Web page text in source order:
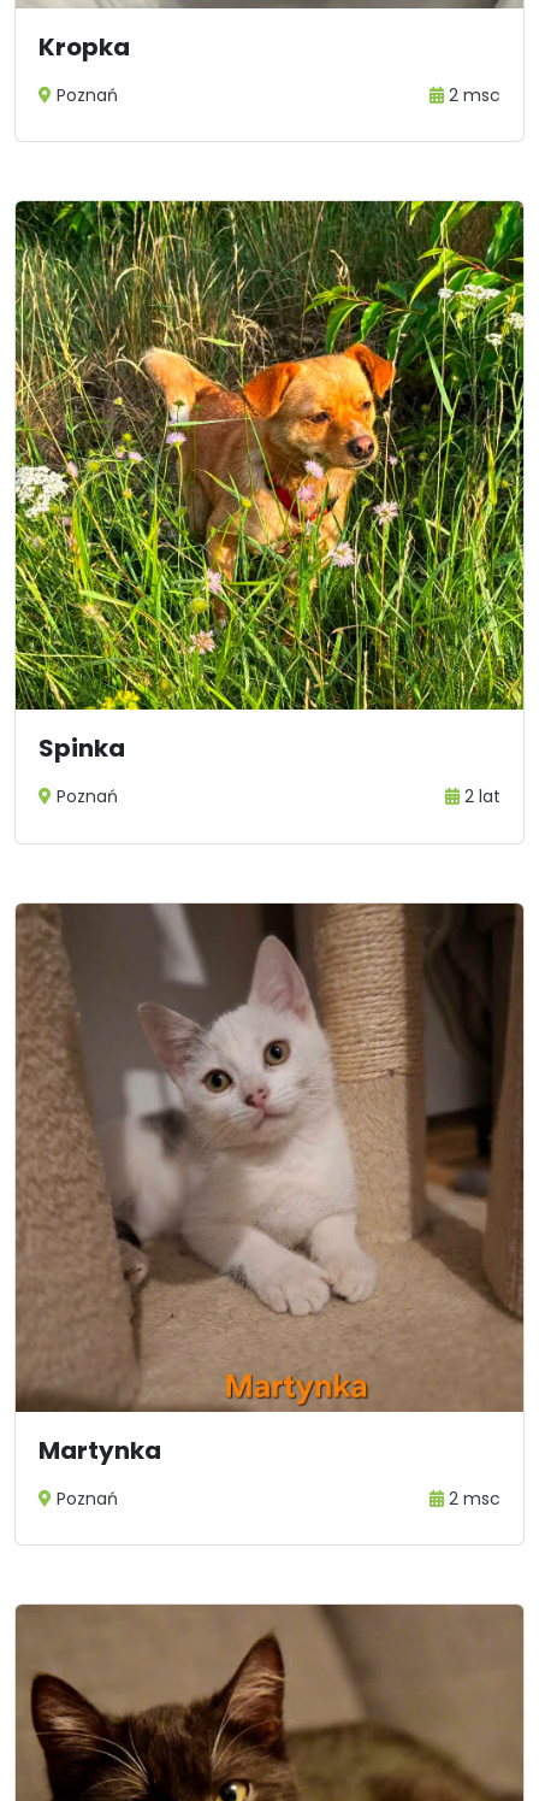
Kropka
Poznań 2 msc
Spinka
Poznań 2 lat
Martynka
Poznań 2 msc